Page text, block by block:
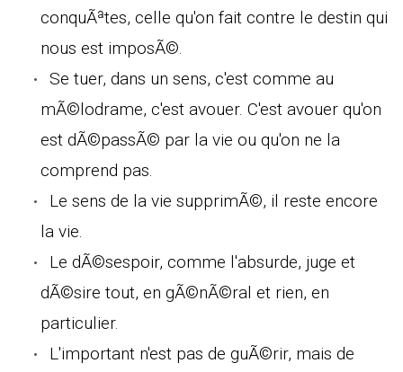
conquÃªtes, celle qu'on fait contre le destin qui
nous est imposÃ©.
Se tuer, dans un sens, c'est comme au
mÃ©lodrame, c'est avouer. C'est avouer qu'on
est dÃ©passÃ© par la vie ou qu'on ne la
comprend pas.
Le sens de la vie supprimÃ©, il reste encore
la vie.
Le dÃ©sespoir, comme l'absurde, juge et
dÃ©sire tout, en gÃ©nÃ©ral et rien, en
particulier.
L'important n'est pas de guÃ©rir, mais de